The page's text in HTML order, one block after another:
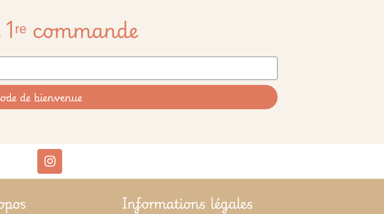
commande
de bienvenue
Informations légales